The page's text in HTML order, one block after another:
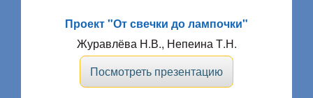
Проект "От свечки до лампочки"
Журавлёва Н.В., Непеина Т.Н.
Посмотреть презентацию